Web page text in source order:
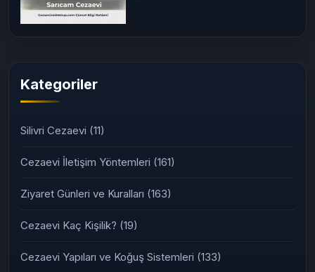
Kategoriler
Silivri Cezaevi (11)
Cezaevi İletişim Yöntemleri (161)
Ziyaret Günleri ve Kuralları (163)
Cezaevi Kaç Kişilik? (19)
Cezaevi Yapıları ve Koğuş Sistemleri (133)